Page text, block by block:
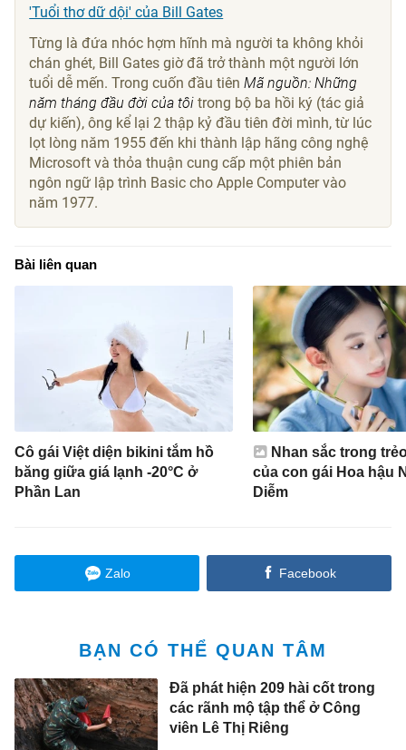
'Tuổi thơ dữ dội' của Bill Gates
Từng là đứa nhóc hợm hĩnh mà người ta không khỏi
chán ghét, Bill Gates giờ đã trở thành một người lớn
tuổi dễ mến. Trong cuốn đầu tiênMã nguồn: Những
năm tháng đầu đời của tôi trong bộ ba hồi ký (tác giả
dự kiến), ông kể lại 2 thập kỷ đầu tiên đời mình, từ lúc
lọt lòng năm 1955 đến khi thành lập hãng công nghệ
Microsoft và thỏa thuận cung cấp một phiên bản
ngôn ngữ lập trình Basic cho Apple Computer vào
năm 1977.
Bài liên quan
Cô gái Việt diện bikini tắm hồ
băng giữa giá lạnh -20°C ở
Phần Lan
Nhan sắc trong
của con gái Hoa hậu
Diễm
Zalo Facebook
BẠN CÓ THỂ QUAN TÂM
Đã phát hiện 209 hài cốt trong
các rãnh mộ tập thể ở Công
viên Lê Thị Riêng